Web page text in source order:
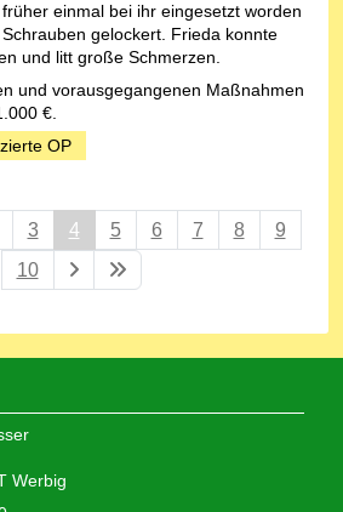
einmal bei ihr eingesetzt worden
gelockert. Frieda konnte
und litt große Schmerzen.
und vorausgegangenen Maßnahmen
€.
OP
3 4 5 6 7 8
9
10
Werbig